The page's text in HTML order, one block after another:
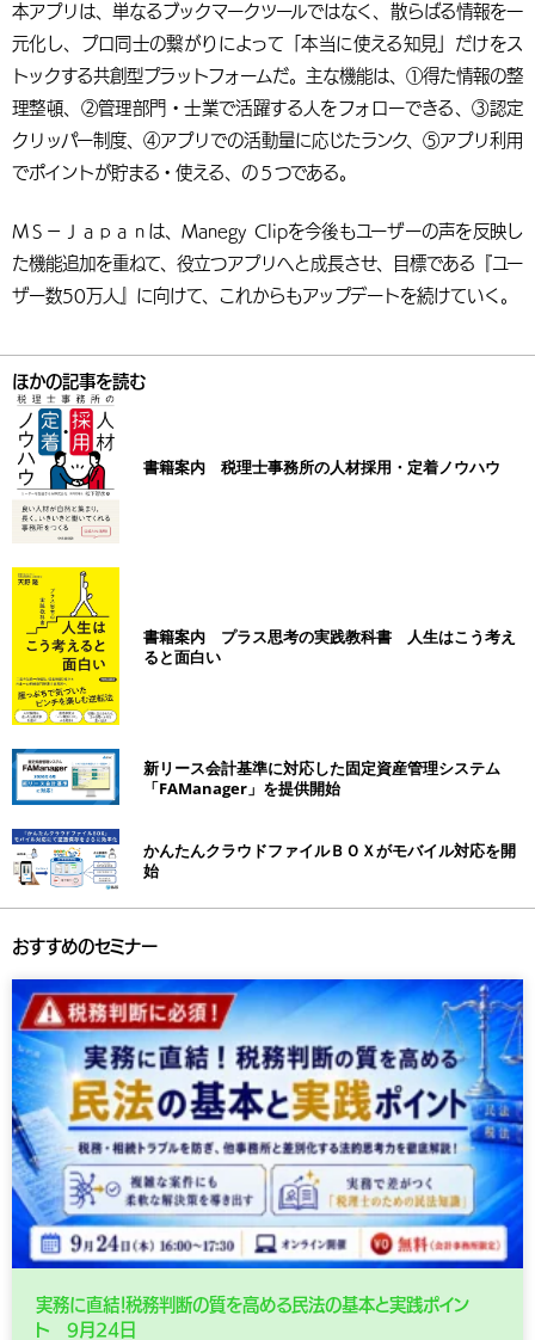
本アプリは、単なるブックマークツールではなく、散らばる情報を一
元化し、プロ同士の繋がりによって「本当に使える知見」だけをス
トックする共創型プラットフォームだ。主な機能は、①得た情報の整
理整頓、②管理部門・士業で活躍する人をフォローできる、③認定
クリッパー制度、④アプリでの活動量に応じたランク、⑤アプリ利用
でポイントが貯まる・使える、の５つである。
ＭＳ－Ｊａｐａｎは、Manegy Clipを今後もユーザーの声を反映し
た機能追加を重ねて、役立つアプリへと成長させ、目標である『ユー
ザー数50万人』に向けて、これからもアップデートを続けていく。
ほかの記事を読む
書籍案内 税理士事務所の人材採用・定着ノウハウ
書籍案内 プラス思考の実践教科書 人生はこう考え
ると面白い
新リース会計基準に対応した固定資産管理システム
「FAManager」を提供開始
かんたんクラウドファイルＢＯＸがモバイル対応を開
始
おすすめのセミナー
実務に直結！税務判断の質を高める民法の基本と実践ポイン
ト 9月24日